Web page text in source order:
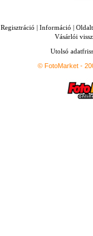
Regisztráció | Információ |
Vásárlói
Utolsó
© FotoMarket -